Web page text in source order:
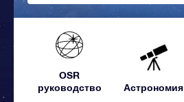
OSR
руководство
Астрономия